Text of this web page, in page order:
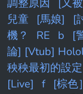
調整原因
[又
兒童
[馬娘] [
機？
RE b [
論] [Vtub]
秧秧最初的設定
[Live]
f [棕色］